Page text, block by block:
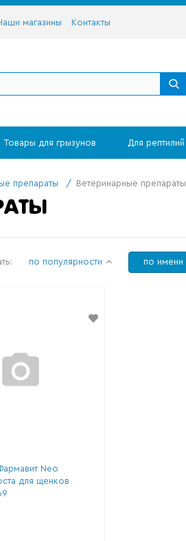
магазины Контакты
Товары для грызунов Для рептилий
препараты / Ветеринарные препараты
по популярности по имени
Neo
для щенков